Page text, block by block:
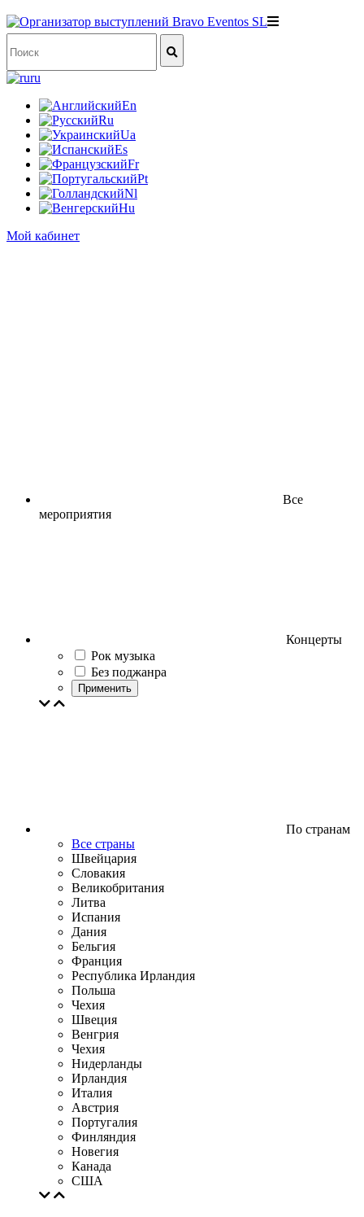
ru
En
Ru
Ua
Es
Fr
Pt
Nl
Hu
Мой кабинет
Все
мероприятия
Концерты
Рок музыка
Без поджанра
Применить
По странам
Все страны
Швейцария
Словакия
Великобритания
Литва
Испания
Дания
Бельгия
Франция
Республика Ирландия
Польша
Чехия
Швеция
Венгрия
Чехия
Нидерланды
Ирландия
Италия
Австрия
Португалия
Финляндия
Новегия
Канада
США